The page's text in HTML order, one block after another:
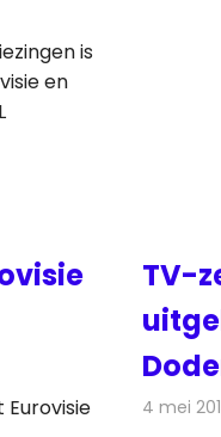
is
en
TV-
4 mei